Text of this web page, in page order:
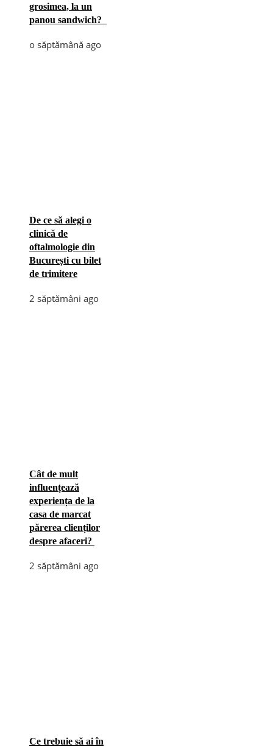
grosimea, la un
panou sandwich?
o săptămână ago
De ce să alegi o
clinică de
oftalmologie din
București cu bilet
de trimitere
2 săptămâni ago
Cât de mult
influențează
experiența de la
casa de marcat
părerea clienților
despre afaceri?
2 săptămâni ago
Ce trebuie să ai în